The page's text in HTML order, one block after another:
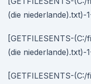
(die niederlande).txt)-
[GETFILESENTS-
(die niederlande).txt)-
[GETFILESENTS-